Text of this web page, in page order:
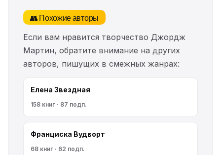
👥 Похожие авторы
Если вам нравится творчество Джордж
Мартин, обратите внимание на других
авторов, пишущих в смежных жанрах:
Елена Звездная
158 книг · 87 подп.
Франциска Вудворт
68 книг · 62 подп.